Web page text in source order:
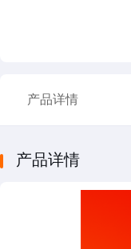
产品详情
产品详情